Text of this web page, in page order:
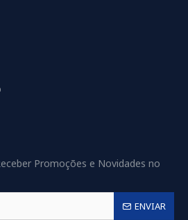
Promoções e Novidades no
ENVIAR